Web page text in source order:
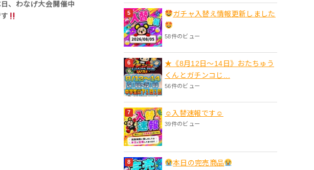
、わなげ大会開催中
ガチャ入替え情報更新しました
58件のビュー
★《8月12日～14日》おたちゅう
くんとガチンコじ...
56件のビュー
☺入替速報です☺
39件のビュー
本日の完売商品